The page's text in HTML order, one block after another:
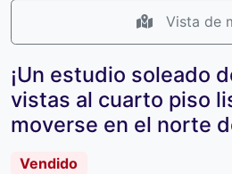
Vista de
¡Un estudio soleado
vistas al cuarto piso
moverse en el norte
Vendido